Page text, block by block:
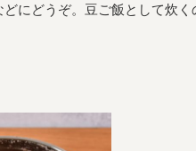
にどうぞ。豆ご飯として炊く